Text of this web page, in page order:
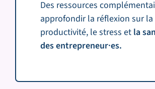
Des ressources
approfondir la réflexion sur la
productivité, le stress et la
des entrepreneur·es.